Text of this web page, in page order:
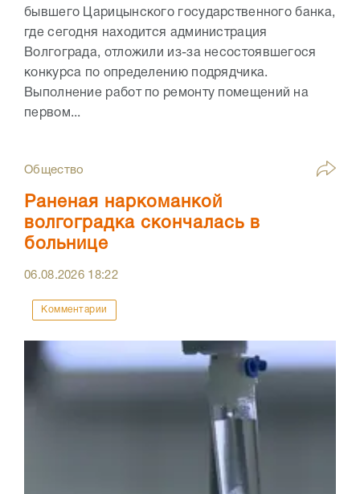
бывшего Царицынского государственного банка,
где сегодня находится администрация
Волгограда, отложили из-за несостоявшегося
конкурса по определению подрядчика.
Выполнение работ по ремонту помещений на
первом...
Общество
Раненая наркоманкой
волгоградка скончалась в
больнице
06.08.2026 18:22
Комментарии